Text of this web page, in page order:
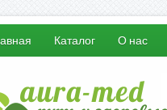
Каталог О нас